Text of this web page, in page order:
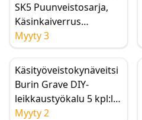
SK5 Puunveistosarja,
Käsinkaiverrus
aloittelijoille ja
asiantuntijoille
Myyty 3
Käsityöveistokynäveitsi
Burin Grave DIY-
leikkaustyökalu 5 kpl:lla
varaterillä
Myyty 2